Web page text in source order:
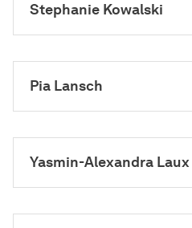
Stephanie Kowalski
Pia Lansch
Yasmin-Alexandra Laux